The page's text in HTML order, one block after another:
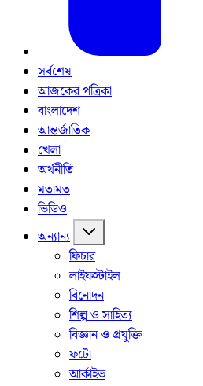
সর্বশেষ
আজকের পত্রিকা
বাংলাদেশ
আন্তর্জাতিক
খেলা
অর্থনীতি
মতামত
ভিডিও
অন্যান্য
ফিচার
লাইফস্টাইল
বিনোদন
শিল্প ও সাহিত্য
বিজ্ঞান ও প্রযুক্তি
ফটো
আর্কাইভ